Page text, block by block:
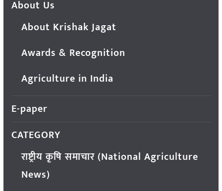
About Us
About Krishak Jagat
Awards & Recognition
Agriculture in India
E-paper
CATEGORY
राष्ट्रीय कृषि समाचार (National Agriculture
News)